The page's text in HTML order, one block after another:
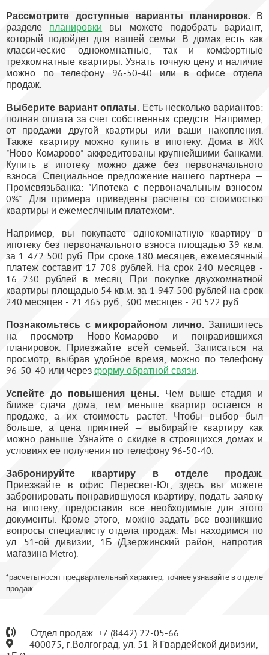
Рассмотрите доступные варианты планировок. В
разделе планировки вы можете подобрать вариант,
который подойдет для вашей семьи. В домах есть как
классические однокомнатные, так и комфортные
трехкомнатные квартиры. Узнать точную цену и наличие
можно по телефону 96-50-40 или в офисе отдела
продаж.
Выберите вариант оплаты. Есть несколько вариантов:
полная оплата за счет собственных средств. Например,
от продажи другой квартиры или ваши накопления.
Также квартиру можно купить в ипотеку. Дома в ЖК
"Ново-Комарово" аккредитованы крупнейшими банками.
Купить в ипотеку можно даже без первоначального
взноса. Специальное предложение нашего партнера —
Промсвязьбанка: "Ипотека с первоначальным взносом
0%". Для примера приведены расчеты со стоимостью
квартиры и ежемесячным платежом*.
Например, вы покупаете однокомнатную квартиру в
ипотеку без первоначального взноса площадью 39 кв.м.
за 1 472 500 руб. При сроке 180 месяцев, ежемесячный
платеж составит 17 708 рублей. На срок 240 месяцев -
16 230 рублей в месяц. При покупке двухкомнатной
квартиры площадью 54 кв.м. за 1 947 500 рублей на срок
240 месяцев - 21 465 руб., 300 месяцев - 20 522 руб.
Познакомьтесь с микрорайоном лично. Запишитесь
на просмотр Ново-Комарово и понравившихся
планировок. Приезжайте всей семьей. Записаться на
просмотр, выбрав удобное время, можно по телефону
96-50-40 или через форму обратной связи.
Успейте до повышения цены. Чем выше стадия и
ближе сдача дома, тем меньше квартир остается в
продаже, а их стоимость растет. Чтобы выбор был
больше, а цена приятней — выбирайте квартиру как
можно раньше. Узнайте о скидке в строящихся домах и
условиях ее получения по телефону 96-50-40.
Забронируйте квартиру в отделе продаж.
Приезжайте в офис Пересвет-Юг, здесь вы можете
забронировать понравившуюся квартиру, подать заявку
на ипотеку, предоставив все необходимые для этого
документы. Кроме этого, можно задать все возникшие
вопросы специалисту отдела продаж. Мы находимся по
ул. 51-ой дивизии, 1Б (Дзержинский район, напротив
магазина Metro).
*расчеты носят предварительный характер, точнее узнавайте в отделе
продаж.
Отдел продаж: +7 (8442) 22-05-66
400075, г.Волгоград, ул. 51-й Гвардейской дивизии,